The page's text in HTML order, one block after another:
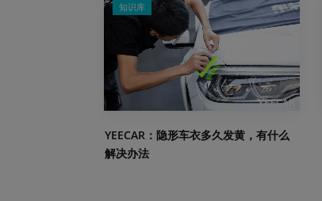
知识库
YEECAR：隐形车衣多久发黄，有什么
解决办法